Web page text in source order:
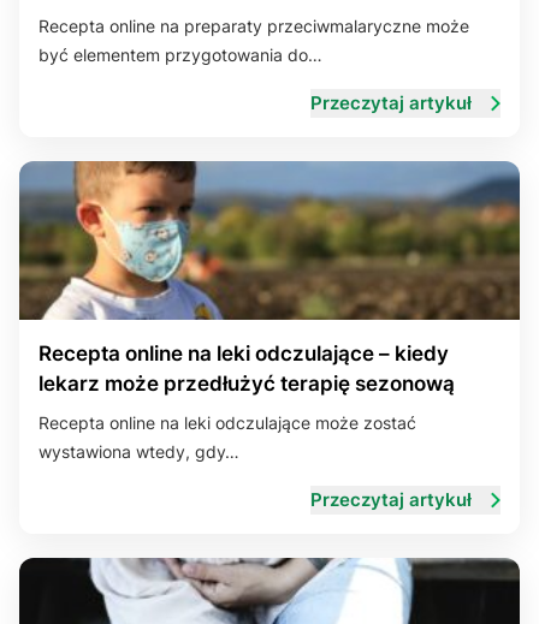
Recepta online na preparaty przeciwmalaryczne może
być elementem przygotowania do…
Przeczytaj artykuł
Recepta online na leki odczulające – kiedy
lekarz może przedłużyć terapię sezonową
Recepta online na leki odczulające może zostać
wystawiona wtedy, gdy…
Przeczytaj artykuł